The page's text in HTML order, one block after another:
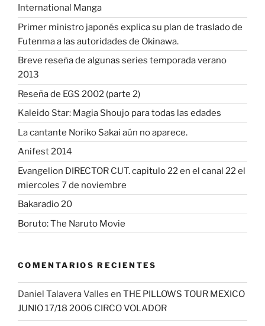
International Manga
Primer ministro japonés explica su plan de traslado de
Futenma a las autoridades de Okinawa.
Breve reseña de algunas series temporada verano
2013
Reseña de EGS 2002 (parte 2)
Kaleido Star: Magia Shoujo para todas las edades
La cantante Noriko Sakai aún no aparece.
Anifest 2014
Evangelion DIRECTOR CUT. capitulo 22 en el canal 22 el
miercoles 7 de noviembre
Bakaradio 20
Boruto: The Naruto Movie
COMENTARIOS RECIENTES
Daniel Talavera Valles en THE PILLOWS TOUR MEXICO
JUNIO 17/18 2006 CIRCO VOLADOR